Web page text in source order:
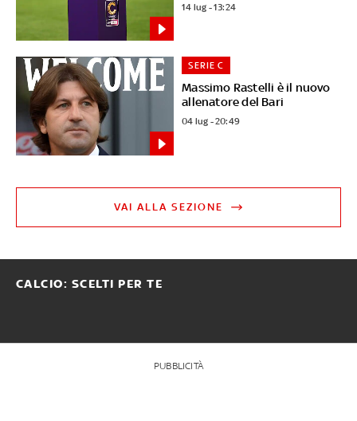
14 lug - 13:24
Massimo Rastelli è il nuovo
allenatore del Bari
SERIE C
04 lug - 20:49
VAI ALLA SEZIONE
CALCIO: SCELTI PER TE
PUBBLICITÀ